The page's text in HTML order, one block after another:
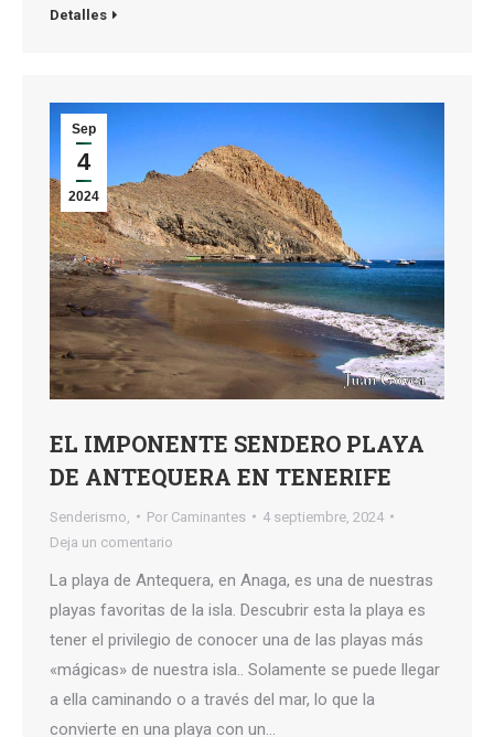
Detalles
Sep
4
2024
EL IMPONENTE SENDERO PLAYA
DE ANTEQUERA EN TENERIFE
Senderismo, Por Caminantes
4 septiembre, 2024
Deja un comentario
La playa de Antequera, en Anaga, es una de nuestras
playas favoritas de la isla. Descubrir esta la playa es
tener el privilegio de conocer una de las playas más
«mágicas» de nuestra isla.. Solamente se puede llegar
a ella caminando o a través del mar, lo que la
convierte en una playa con un…